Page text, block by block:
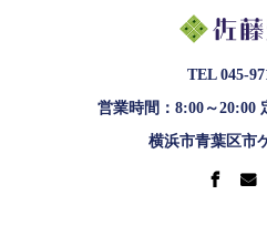
TEL 045-
営業時間：8:00～20:00
横浜市青葉区市